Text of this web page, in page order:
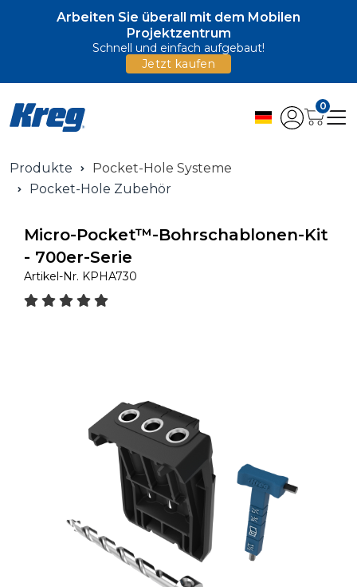
Arbeiten Sie überall mit dem Mobilen
Projektzentrum
Schnell und einfach aufgebaut!
Jetzt kaufen
0
Produkte
Pocket-Hole Systeme
Pocket-Hole Zubehör
Micro-Pocket™-Bohrschablonen-Kit
- 700er-Serie
Artikel-Nr. KPHA730